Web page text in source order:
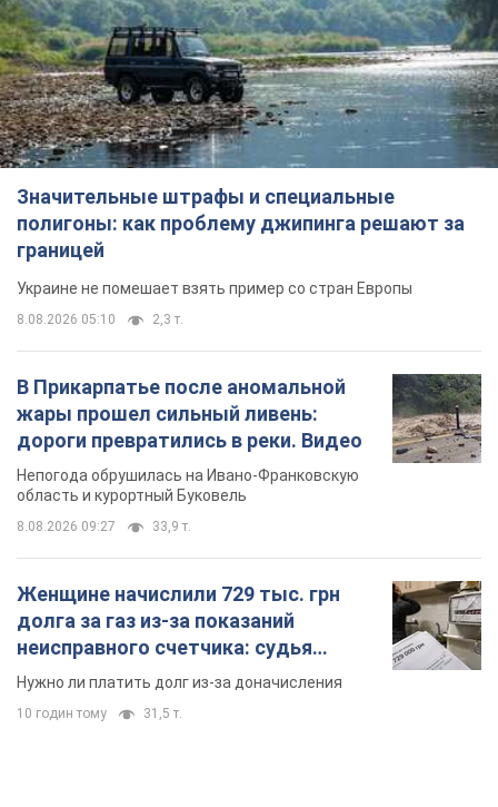
В Прикарпатье после аномальной
жары прошел сильный ливень:
дороги превратились в реки. Видео
Непогода обрушилась на Ивано-Франковскую
область и курортный Буковель
8.08.2026 09:27 33,9 т.
Женщине начислили 729 тыс. грн
долга за газ из-за показаний
неисправного счетчика: судья
вынес неожиданное решение
Нужно ли платить долг из-за доначисления
TOP NEWS